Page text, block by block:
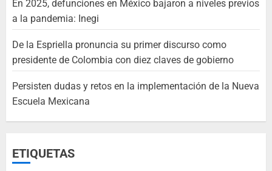
En 2025, defunciones en México bajaron a niveles previos
a la pandemia: Inegi
De la Espriella pronuncia su primer discurso como
presidente de Colombia con diez claves de gobierno
Persisten dudas y retos en la implementación de la Nueva
Escuela Mexicana
ETIQUETAS